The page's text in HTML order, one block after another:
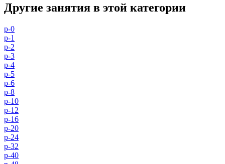
Другие занятия в этой категории
p-0
p-1
p-2
p-3
p-4
p-5
p-6
p-8
p-10
p-12
p-16
p-20
p-24
p-32
p-40